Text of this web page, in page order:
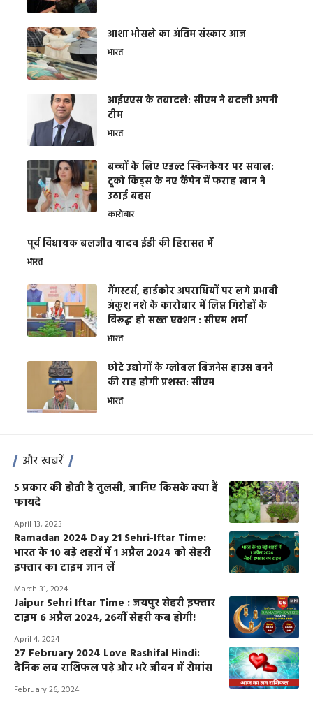
आशा भोसले का अंतिम संस्कार आज
भारत
आईएएस के तबादले: सीएम ने बदली अपनी
टीम
भारत
बच्चों के लिए एडल्ट स्किनकेयर पर सवाल:
टूको किड्स के नए कैंपेन में फराह खान ने
उठाई बहस
कारोबार
पूर्व विधायक बलजीत यादव ईडी की हिरासत में
भारत
गैंगस्टर्स, हार्डकोर अपराधियों पर लगे प्रभावी
अंकुश नशे के कारोबार में लिप्त गिरोहों के
विरूद्ध हो सख्त एक्शन : सीएम शर्मा
भारत
छोटे उद्योगों के ग्लोबल बिजनेस हाउस बनने
की राह होगी प्रशस्त: सीएम
भारत
और खबरें
5 प्रकार की होती है तुलसी, जानिए किसके क्या हैं
फायदे
April 13, 2023
Ramadan 2024 Day 21 Sehri-Iftar Time:
भारत के 10 बड़े शहरों में 1 अप्रैल 2024 को सेहरी
इफ्तार का टाइम जान लें
March 31, 2024
Jaipur Sehri Iftar Time : जयपुर सेहरी इफ्तार
टाइम 6 अप्रैल 2024, 26वीं सेहरी कब होगी!
April 4, 2024
27 February 2024 Love Rashifal Hindi:
दैनिक लव राशिफल पढ़े और भरे जीवन में रोमांस
February 26, 2024